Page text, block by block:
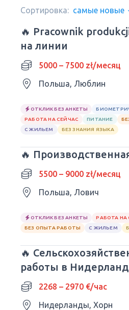
Сортировка: самые новые
🔥 Pracownik
на линии
5000 – 7500 zł/месяц
Польша, Люблин
ОТКЛИК БЕЗ АНКЕТЫ
РАБОТА НА СЕЙЧАС
ПИТАНИЕ
С ЖИЛЬЕМ
БЕЗ ЗНАНИЯ ЯЗЫКА
🔥
5500 – 9000 zł/месяц
Польша, Лович
ОТКЛИК БЕЗ АНКЕТЫ
РАБОТА НА
БЕЗ ОПЫТА РАБОТЫ
С ЖИЛЬЕМ
🔥
работы в
2268 – 2970 €/час
Нидерланды, Хорн